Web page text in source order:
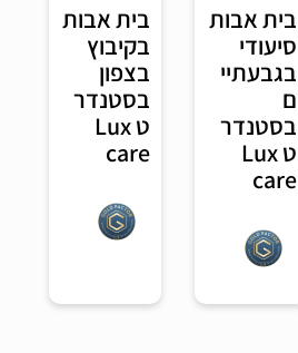
בית אבות
סיעודי
בגבעתיי
ם
בסטנדר
ט Lux
care
בית אבות
בקיבוץ
בצפון
בסטנדר
ט Lux
care